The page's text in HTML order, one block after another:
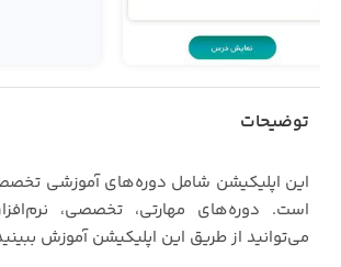
توضیحات
این اپلیکیشن شامل دوره‌های آموزشی
است. دوره‌های مهارتی، تخصصی،
می‌توانید از طریق این اپلیکیشن آموزش